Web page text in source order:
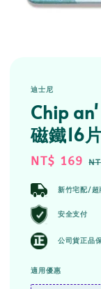
迪士尼
Chip
磁鐵16
Sale
NT$ 169
新竹宅配/超
安全支付
公司貨正品
適用優惠